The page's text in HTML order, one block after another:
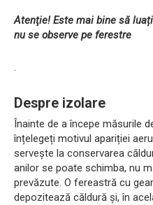
Atenţie! Este mai bine să
nu se observe pe ferestre
.
Despre izolare
Înainte de a începe măsurile
înțelegeți motivul apariției
servește la conservarea
anilor se poate schimba, nu
prevăzute. O fereastră cu
depozitează căldură și, în